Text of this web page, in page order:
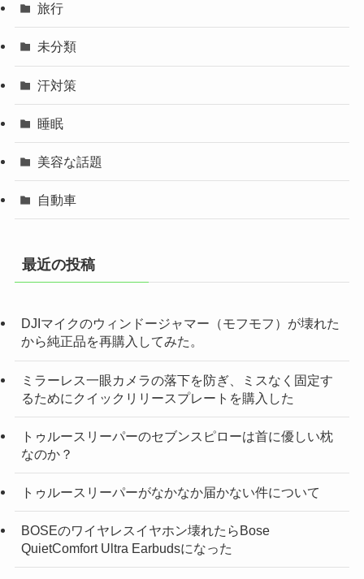
旅行
未分類
汗対策
睡眠
美容な話題
自動車
最近の投稿
DJIマイクのウィンドージャマー（モフモフ）が壊れた
から純正品を再購入してみた。
ミラーレス一眼カメラの落下を防ぎ、ミスなく固定す
るためにクイックリリースプレートを購入した
トゥルースリーパーのセブンスピローは首に優しい枕
なのか？
トゥルースリーパーがなかなか届かない件について
BOSEのワイヤレスイヤホン壊れたらBose
QuietComfort Ultra Earbudsになった